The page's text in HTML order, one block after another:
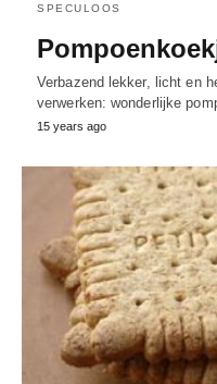
SPECULOOS
Verbazend lekker, licht en
verwerken: wonderlijke
15 years ago